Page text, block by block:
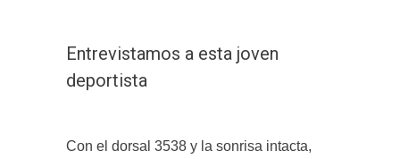
Entrevistamos a esta joven
deportista
Con el dorsal 3538 y la sonrisa intacta,